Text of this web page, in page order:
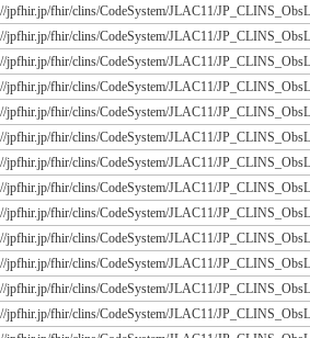
jpfhir.jp/fhir/clins/CodeSystem/JLAC11/
jpfhir.jp/fhir/clins/CodeSystem/JLAC11/
jpfhir.jp/fhir/clins/CodeSystem/JLAC11/
jpfhir.jp/fhir/clins/CodeSystem/JLAC11/
jpfhir.jp/fhir/clins/CodeSystem/JLAC11/
jpfhir.jp/fhir/clins/CodeSystem/JLAC11/
jpfhir.jp/fhir/clins/CodeSystem/JLAC11/
jpfhir.jp/fhir/clins/CodeSystem/JLAC11/
jpfhir.jp/fhir/clins/CodeSystem/JLAC11/
jpfhir.jp/fhir/clins/CodeSystem/JLAC11/
jpfhir.jp/fhir/clins/CodeSystem/JLAC11/
jpfhir.jp/fhir/clins/CodeSystem/JLAC11/
jpfhir.jp/fhir/clins/CodeSystem/JLAC11/